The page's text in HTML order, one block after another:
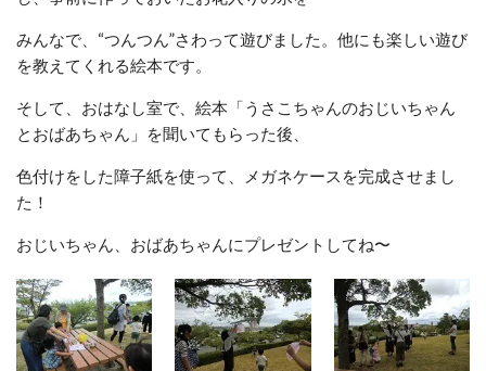
みんなで、“つんつん”さわって遊びました。他にも楽しい遊び
を教えてくれる絵本です。
そして、おはなし室で、絵本「うさこちゃんのおじいちゃん
とおばあちゃん」を聞いてもらった後、
色付けをした障子紙を使って、メガネケースを完成させまし
た！
おじいちゃん、おばあちゃんにプレゼントしてね〜